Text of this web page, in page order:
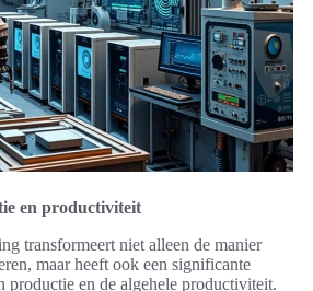
en productiviteit
transformeert niet alleen de manier
maar heeft ook een significante
en de algehele productiviteit.